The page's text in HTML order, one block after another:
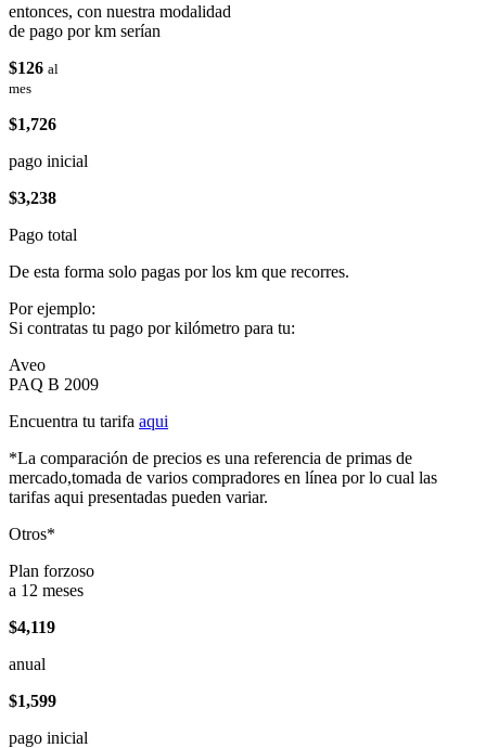
entonces, con nuestra modalidad
de pago por km serían
$126 al
mes
$1,726
pago inicial
$3,238
Pago total
De esta forma solo pagas por los km que recorres.
Por ejemplo:
Si contratas tu pago por kilómetro para tu:
Aveo
PAQ B 2009
Encuentra tu tarifa aqui
*La comparación de precios es una referencia de primas de
mercado,tomada de varios compradores en línea por lo cual las
tarifas aqui presentadas pueden variar.
Otros*
Plan forzoso
a 12 meses
$4,119
anual
$1,599
pago inicial